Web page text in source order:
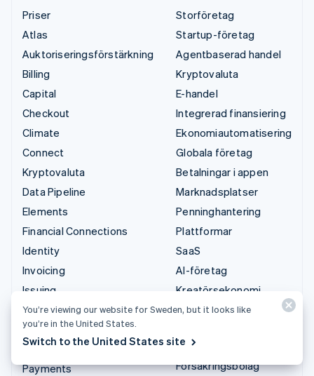
Priser
Atlas
Auktoriseringsförstärkning
Billing
Capital
Checkout
Climate
Connect
Kryptovaluta
Data Pipeline
Elements
Financial Connections
Identity
Invoicing
Issuing
Link
Managed Payments
Betalningslänkar
Payments
Storföretag
Startup-företag
Agentbaserad handel
Kryptovaluta
E-handel
Integrerad finansiering
Ekonomiautomatisering
Globala företag
Betalningar i appen
Marknadsplatser
Penninghantering
Plattformar
SaaS
AI-företag
Kreatörsekonomi
Spel
och fritid
Försäkringsbolag
You’re viewing our website for Sweden, but it looks like
you’re in the United States.
Switch to the United States site